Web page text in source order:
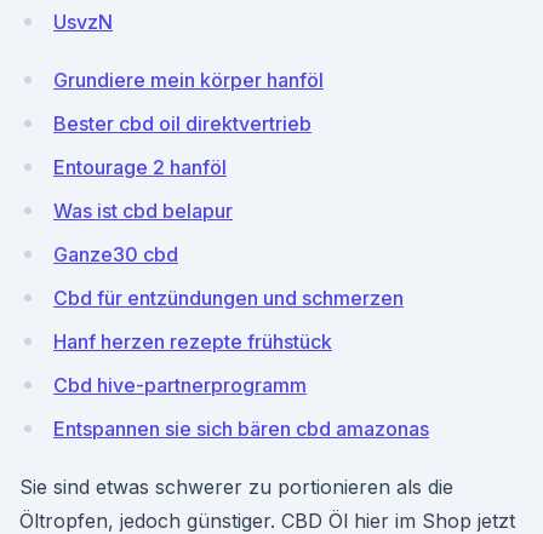
UsvzN
Grundiere mein körper hanföl
Bester cbd oil direktvertrieb
Entourage 2 hanföl
Was ist cbd belapur
Ganze30 cbd
Cbd für entzündungen und schmerzen
Hanf herzen rezepte frühstück
Cbd hive-partnerprogramm
Entspannen sie sich bären cbd amazonas
Sie sind etwas schwerer zu portionieren als die
Öltropfen, jedoch günstiger. CBD Öl hier im Shop jetzt